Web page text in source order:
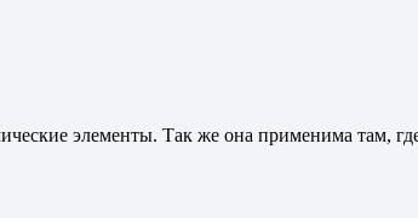
элементы. Так же она применима там,